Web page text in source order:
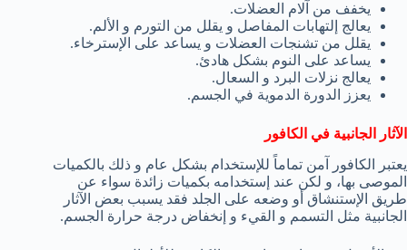
يخفف من آلام العضلات.
يعالج إلتهابات المفاصل و يقلل من التورم و الألم.
يقلل من تشنجات العضلات و يساعد على الإسترخاء.
يساعد على النوم بشكل هادئ.
يعالج نزلات البرد و السعال.
يعزز الدورة الدموية في الجسم.
الآثار الجانبية في الكافور
يعتبر الكافور آمن تماماً للإستخدام بشكل عام و ذلك بالكميات
الموصى بها، و لكن عند إستخدامه بكميات زائدة سواء عن
طريق الإستنشاق أو وضعه على الجلد فقد يسبب بعض الآثار
الجانبية مثل التسمم و القيء و إنخفاض درجة حرارة الجسم.